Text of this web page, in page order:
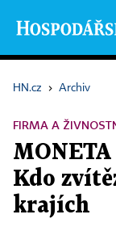
HN.cz › Archiv
FIRMA A
Kdo
krajích